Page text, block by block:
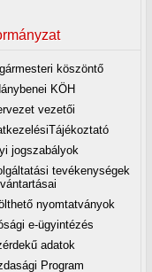
köszöntő
KÖH
vezetői
jogszabályok
tevékenységek
nyomtatványok
e-ügyintézés
adatok
Program